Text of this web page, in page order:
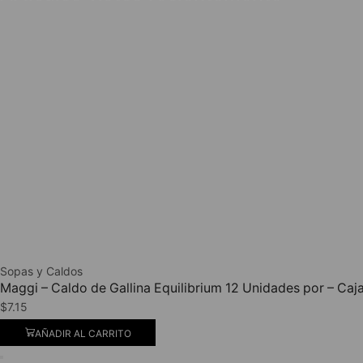
Sopas y Caldos
Maggi – Caldo de Gallina Equilibrium 12 Unidades por –
$7.15
AÑADIR AL CARRITO